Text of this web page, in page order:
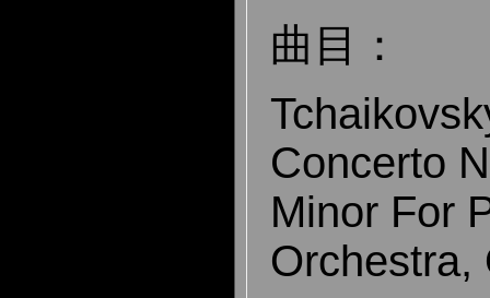
曲目：
Concerto
Minor For
Orchestra,